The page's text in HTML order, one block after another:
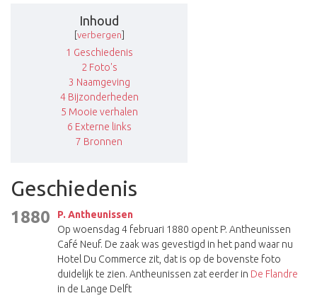
Inhoud
verbergen
1 Geschiedenis
2 Foto's
3 Naamgeving
4 Bijzonderheden
5 Mooie verhalen
6 Externe links
7 Bronnen
Geschiedenis
1880
P. Antheunissen
Op woensdag 4 februari 1880 opent P. Antheunissen
Café Neuf. De zaak was gevestigd in het pand waar nu
Hotel Du Commerce zit, dat is op de bovenste foto
duidelijk te zien. Antheunissen zat eerder in De Flandre
in de Lange Delft